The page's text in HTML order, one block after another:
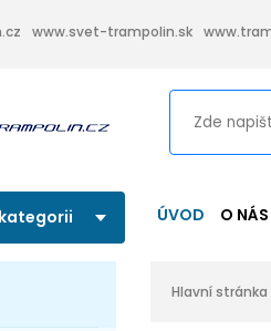
www.svet-trampolin.sk
ÚVOD O NÁS
Hlavní stránka